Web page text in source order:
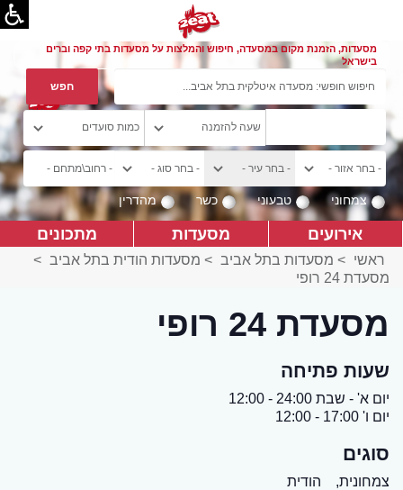
מסעדות, הזמנת מקום במסעדה, חיפוש והמלצות על מסעדות בתי קפה וברים
בישראל
צמחוני טבעוני כשר מהדרין
אירועים מסעדות מתכונים
ראשי > מסעדות בתל אביב > מסעדות הודית בתל אביב >
מסעדת 24 רופי
מסעדת 24 רופי
שעות פתיחה
יום א' - שבת 24:00 - 12:00
יום ו' 17:00 - 12:00
סוגים
צמחונית,
הודית